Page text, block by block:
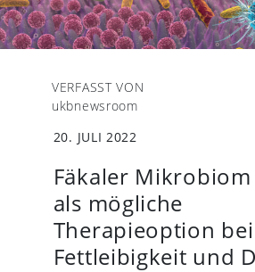
VERFASST VON
ukbnewsroom
20. JULI 2022
Fäkaler
als mögliche
Therapieoption bei
Fettleibigkeit und